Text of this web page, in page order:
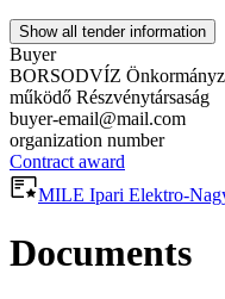
Show all tender information
Buyer
BORSODVÍZ
működő Részvénytársaság
buyer-email@mail.com
organization number
Contract award
MILE Ipari Elektro-
Documents